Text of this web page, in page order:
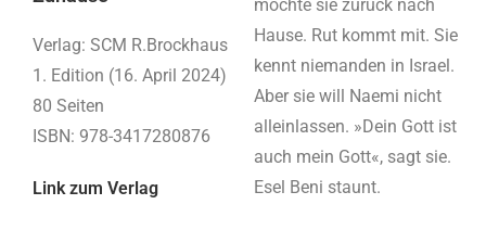
Verlag: SCM R.Brockhaus
1. Edition (16. April 2024)
80 Seiten
ISBN: 978-3417280876
Link zum Verlag
möchte sie zurück nach
Hause. Rut kommt mit. Sie
kennt niemanden in Israel.
Aber sie will Naemi nicht
alleinlassen. »Dein Gott ist
auch mein Gott«, sagt sie.
Esel Beni staunt.